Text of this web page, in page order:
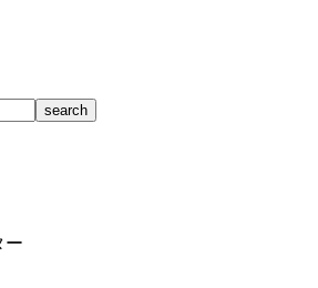
ー